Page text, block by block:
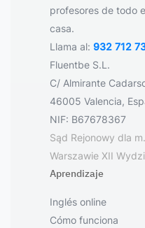
profesores de todo
casa.
Llama al: 932 712
Fluentbe S.L.
C/ Almirante
46005 Valencia,
NIF: B67678367
Sąd Rejonowy dla
Warszawie XII
Aprendizaje
Inglés online
Cómo funciona